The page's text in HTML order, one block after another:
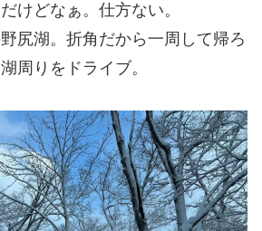
けどなぁ。仕方ない。
尻湖。折角だから一周して帰ろ
周りをドライブ。